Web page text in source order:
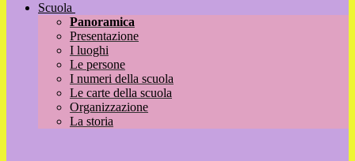
Scuola
Panoramica
Presentazione
I luoghi
Le persone
I numeri della scuola
Le carte della scuola
Organizzazione
La storia